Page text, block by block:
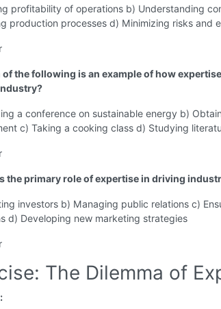
profitability of operations b) Understanding
production processes d) Minimizing risks and
the following is an example of how
a conference on sustainable energy b)
c) Taking a cooking class d) Studying
the primary role of expertise in driving
investors b) Managing public relations c)
d) Developing new marketing strategies
The Dilemma of